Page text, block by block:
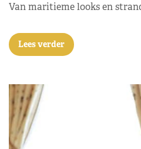
Van maritieme looks en
Lees verder